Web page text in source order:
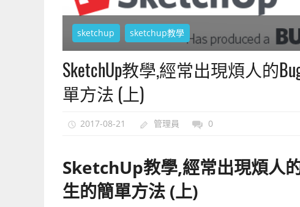
sketchup sketchup教學
SketchUp教學,經常出現煩人的
單方法 (上)
2017-08-21 管理員 0
SketchUp教學,經常出現煩人
生的簡單方法 (上)